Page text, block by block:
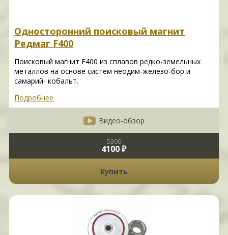
Односторонний поисковый магнит
Редмаг F400
Поисковый магнит F400 из сплавов редко-земельных
металлов на основе систем неодим-железо-бор и
самарий- кобальт.
Подробнее
Видео-обзор
5300
4100 ₽
Купить